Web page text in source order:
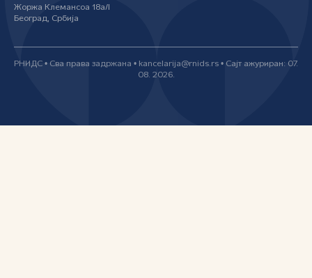
Жоржа Клемансоа 18а/I
Београд, Србија
РНИДС • Сва права задржана • kancelarija@rnids.rs • Сајт ажуриран: 07.
08. 2026.